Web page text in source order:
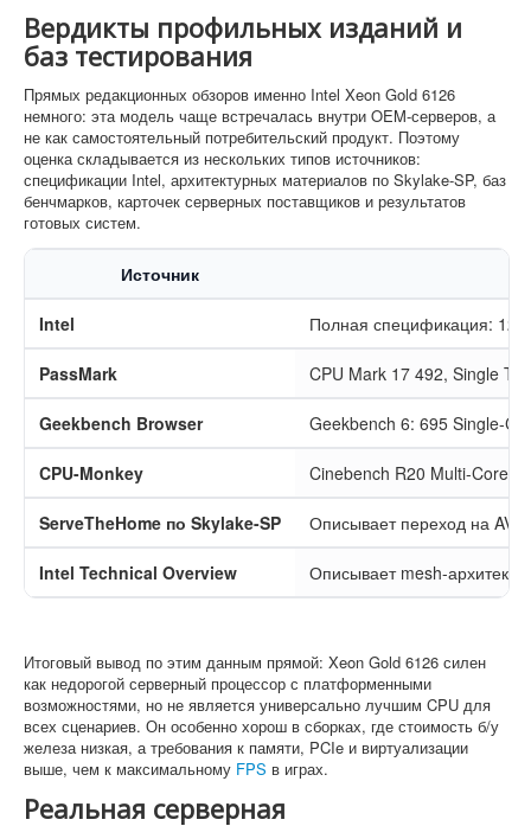
Вердикты профильных изданий и
баз тестирования
Прямых редакционных обзоров именно Intel Xeon Gold 6126
немного: эта модель чаще встречалась внутри OEM-серверов, а
не как самостоятельный потребительский продукт. Поэтому
оценка складывается из нескольких типов источников:
спецификации Intel, архитектурных материалов по Skylake-SP, баз
бенчмарков, карточек серверных поставщиков и результатов
готовых систем.
Источник
Intel Полная спецификация: 12/
PassMark CPU Mark 17 492, Single
Geekbench Browser Geekbench 6: 695 Single-
CPU-Monkey Cinebench R20 Multi-Core
ServeTheHome по Skylake-SP Описывает переход на
Intel Technical Overview Описывает mesh-
Итоговый вывод по этим данным прямой: Xeon Gold 6126 силен
как недорогой серверный процессор с платформенными
возможностями, но не является универсально лучшим CPU для
всех сценариев. Он особенно хорош в сборках, где стоимость б/у
железа низкая, а требования к памяти, PCIe и виртуализации
выше, чем к максимальному FPS в играх.
Реальная серверная